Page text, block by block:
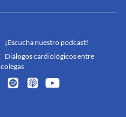
¡Escucha nuestro podcast!
Diálogos cardiológicos entre
colegas